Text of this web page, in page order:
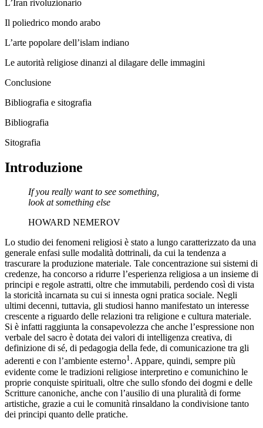
L’Iran rivoluzionario
Il poliedrico mondo arabo
L’arte popolare dell’islam indiano
Le autorità religiose dinanzi al dilagare delle immagini
Conclusione
Bibliografia e sitografia
Bibliografia
Sitografia
Introduzione
If you really want to see something,
look at something else
HOWARD NEMEROV
Lo studio dei fenomeni religiosi è stato a lungo caratterizzato da una
generale enfasi sulle modalità dottrinali, da cui la tendenza a
trascurare la produzione materiale. Tale concentrazione sui sistemi di
credenze, ha concorso a ridurre l’esperienza religiosa a un insieme di
principi e regole astratti, oltre che immutabili, perdendo così di vista
la storicità incarnata su cui si innesta ogni pratica sociale. Negli
ultimi decenni, tuttavia, gli studiosi hanno manifestato un interesse
crescente a riguardo delle relazioni tra religione e cultura materiale.
Si è infatti raggiunta la consapevolezza che anche l’espressione non
verbale del sacro è dotata dei valori di intelligenza creativa, di
definizione di sé, di pedagogia della fede, di comunicazione tra gli
aderenti e con l’ambiente esterno1. Appare, quindi, sempre più
evidente come le tradizioni religiose interpretino e comunichino le
proprie conquiste spirituali, oltre che sullo sfondo dei dogmi e delle
Scritture canoniche, anche con l’ausilio di una pluralità di forme
artistiche, grazie a cui le comunità rinsaldano la condivisione tanto
dei principi quanto delle pratiche.